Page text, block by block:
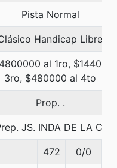
Pista Normal
Handicap Libre
al 1ro,
3ro, $480000 al 4to
Prop. .
JS. INDA DE LA C.
472 0/0